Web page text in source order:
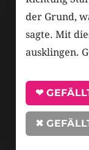
der Grund,
sagte. Mit
ausklingen.
❤
✖